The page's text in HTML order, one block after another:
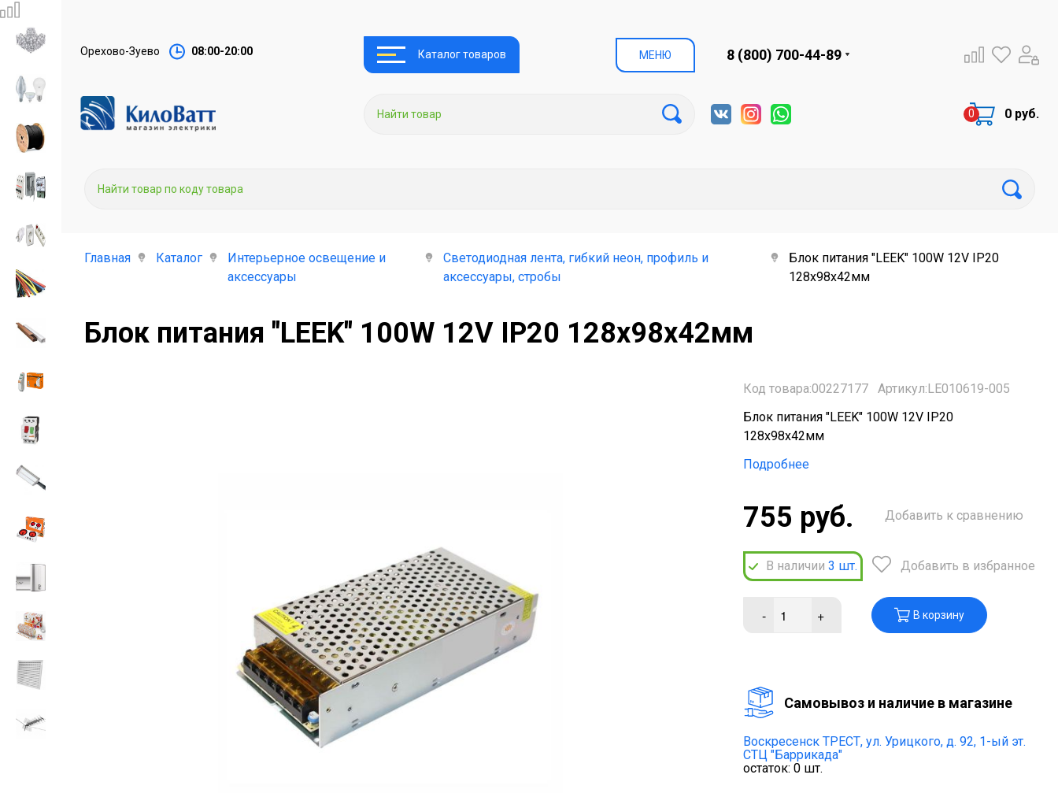
Орехово-Зуево 08:00-20:00 Каталог товаров МЕНЮ 8 (800) 700-44-89
0 руб.
Главная Каталог
Интерьерное освещение и
аксессуары
Светодиодная лента, гибкий неон, профиль и
аксессуары, стробы
Блок питания "LEEK" 100W 12V IP20
128х98х42мм
Блок питания "LEEK" 100W 12V IP20 128х98х42мм
Код товара:00227177
Артикул:LE010619-005
Блок питания "LEEK" 100W 12V IP20
128х98х42мм
Подробнее
755 руб.
В наличии 3 шт.
Добавить к сравнению
Добавить в избранное
- + В корзину
Cамовывоз и наличие в магазине
Воскресенск ТРЕСТ, ул. Урицкого, д. 92, 1-ый эт.
СТЦ "Баррикада"
остаток: 0 шт.